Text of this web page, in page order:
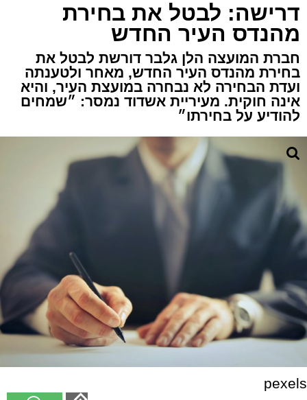
דרישה: לבטל את בחירת
מהנדס העיר החדש
חברת המועצה הלן גלבר דורשת לבטל את
בחירת מהנדס העיר החדש, מאחר ולטענתה
ועדת הבחירה לא נבחרה במועצת העיר, והיא
אינה חוקית. מעיריית אשדוד נמסר: ״שמחים
להודיע על בחירתו״
pexels